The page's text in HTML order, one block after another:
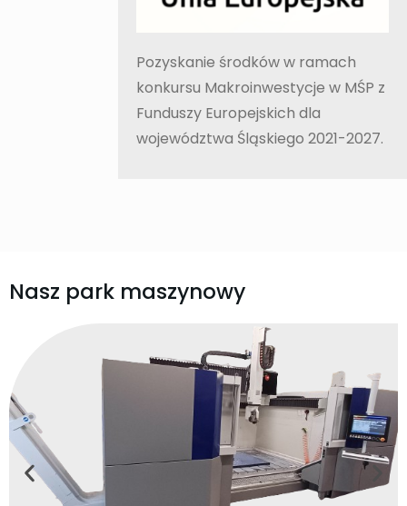
Pozyskanie środków w ramach
konkursu Makroinwestycje w MŚP z
Funduszy Europejskich dla
województwa Śląskiego 2021-2027.
Nasz park maszynowy